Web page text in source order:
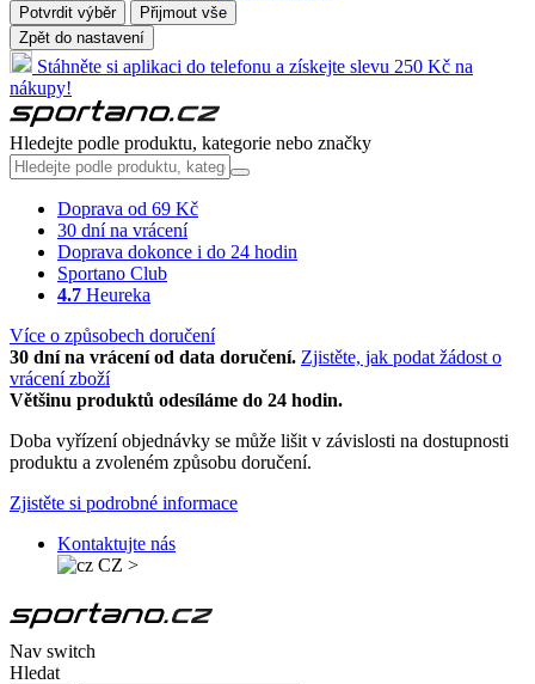
Potvrdit výběr
Přijmout vše
Zpět do nastavení
Stáhněte si aplikaci do telefonu a získejte slevu 250 Kč na
nákupy!
Hledejte podle produktu, kategorie nebo značky
Doprava od 69 Kč
30 dní na vrácení
Doprava dokonce i do 24 hodin
Sportano Club
4.7 Heureka
Více o způsobech doručení
30 dní na vrácení od data doručení. Zjistěte, jak podat žádost o
vrácení zboží
Většinu produktů odesíláme do 24 hodin.
Doba vyřízení objednávky se může lišit v závislosti na dostupnosti
produktu a zvoleném způsobu doručení.
Zjistěte si podrobné informace
Kontaktujte nás
CZ >
Nav switch
Hledat